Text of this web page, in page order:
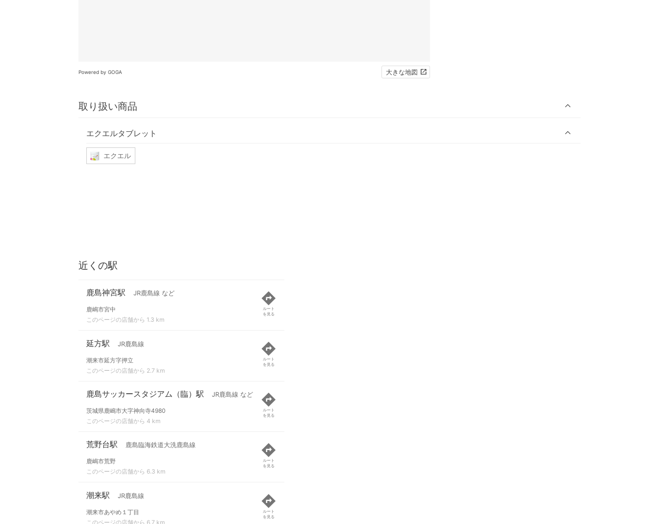
Powered by GOGA 大きな地図
取り扱い商品
エクエルタブレット
エクエル
近くの駅
鹿島神宮駅 JR鹿島線 など
鹿嶋市宮中
このページの店舗から 1.3 km
ルート
を見る
延方駅 JR鹿島線
潮来市延方字押立
このページの店舗から 2.7 km
ルート
を見る
鹿島サッカースタジアム（臨）駅 JR鹿島線 など
茨城県鹿嶋市大字神向寺4980
このページの店舗から 4 km
ルート
を見る
荒野台駅 鹿島臨海鉄道大洗鹿島線
鹿嶋市荒野
このページの店舗から 6.3 km
ルート
を見る
潮来駅 JR鹿島線
潮来市あやめ１丁目
このページの店舗から 6.7 km
ルート
を見る